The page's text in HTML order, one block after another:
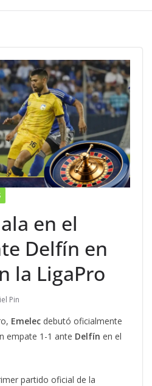
en el
Delfín en
la LigaPro
Pin
Emelec debutó oficialmente
empate 1-1 ante Delfín en el
partido oficial de la